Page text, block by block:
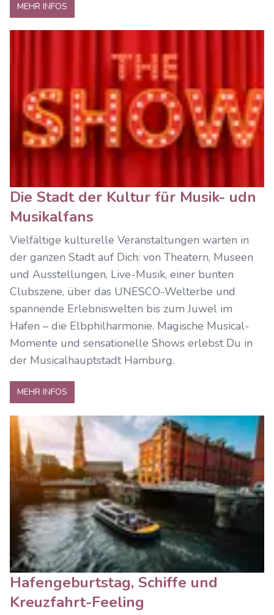
MEHR INFOS
Die Stadt der Kultur für Musik- udn
Musikalfans
Vielfältige kulturelle Veranstaltungen warten in
der ganzen Stadt auf Dich: von Theatern, Museen
und Ausstellungen, Live-Musik, einer bunten
Clubszene, über das UNESCO-Welterbe und
spannende Erlebniswelten bis zum Juwel im
Hafen – die Elbphilharmonie. Magische Musical-
Momente und sensationelle Shows erlebst Du in
der Musicalhauptstadt Hamburg.
MEHR INFOS
Hafengeburtstag, Schiffe und
Kreuzfahrt-Feeling